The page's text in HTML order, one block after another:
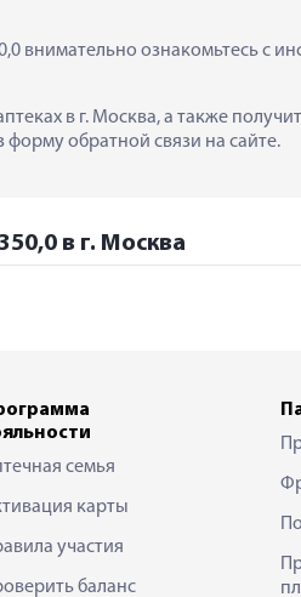
ознакомьтесь с
в г. Москва, а также
обратной связи на сайте.
в г. Москва
семья
карты
участия
баланс